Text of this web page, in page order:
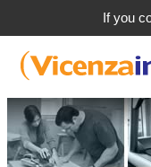
If you